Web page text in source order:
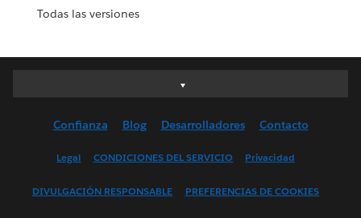
Todas las versiones
Deutsch
English (US)
Français (France)
Confianza Blog Desarrolladores Contacto
Legal CONDICIONES DEL SERVICIO Privacidad
DIVULGACIÓN RESPONSABLE PREFERENCIAS DE COOKIES